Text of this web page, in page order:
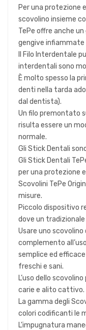
Per una protezione
scovolino insieme
TePe offre anche
gengive infiammate
Il Filo Interdentale
interdentali sono
È molto spesso la
denti nella tarda
dal dentista).
Un filo premontato
risulta essere un
normale.
Gli Stick Dentali
Gli Stick Dentali
per una protezione
Scovolini TePe
misure.
Piccolo dispositivo
dove un
Usare uno
complemento
semplice ed
freschi e sani.
L’uso dello
carie e alito cattivo.
La gamma degli
colori codificanti le
L’impugnatura